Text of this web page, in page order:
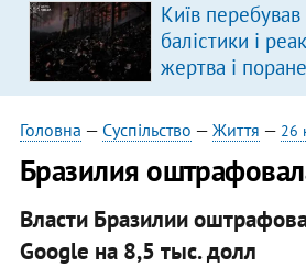
Київ
балістики і
жертва і
Головна — Суспільство — Життя — 26
Бразилия
Власти Бразилии
Google на 8,5 тыс. долл